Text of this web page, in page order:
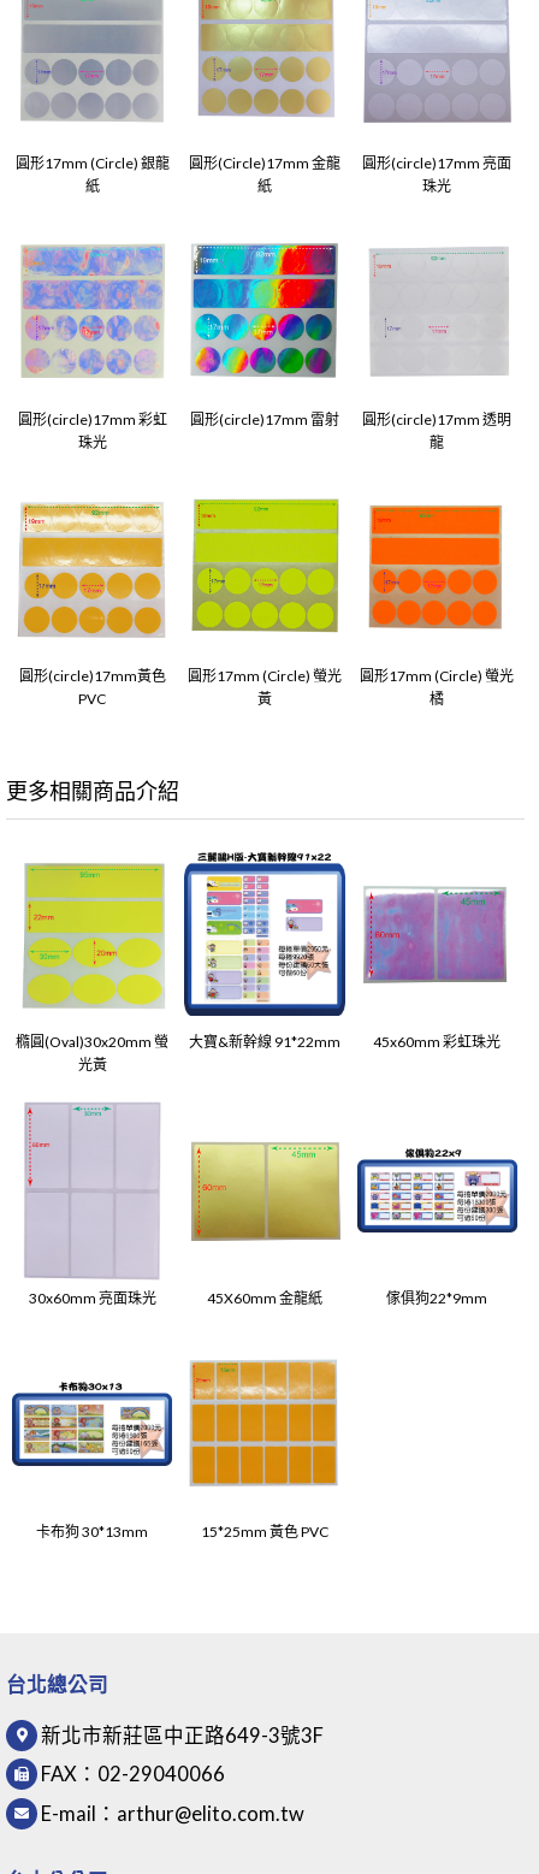
圓形17mm (Circle) 銀龍
紙
圓形(Circle)17mm 金龍
紙
圓形(circle)17mm 亮面
珠光
圓形(circle)17mm 彩虹
珠光
圓形(circle)17mm 雷射
圓形(circle)17mm 透明
龍
圓形(circle)17mm黃色
PVC
圓形17mm (Circle) 螢光
黃
圓形17mm (Circle) 螢光
橘
更多相關商品介紹
橢圓(Oval)30x20mm 螢
光黃
大寶&新幹線 91*22mm 45x60mm 彩虹珠光
30x60mm 亮面珠光 45X60mm 金龍紙 傢俱狗22*9mm
卡布狗 30*13mm 15*25mm 黃色 PVC
台北總公司
新北市新莊區中正路649-3號3F
FAX： 02-29040066
E-mail： arthur@elito.com.tw